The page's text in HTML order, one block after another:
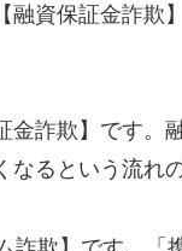
資保証金詐欺
詐欺】です。
るという流れ